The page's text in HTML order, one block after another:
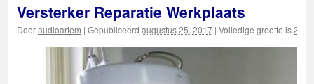
Versterker Reparatie Werkplaats
Dooraudioartem | Gepubliceerd augustus 25, 2017 | Volledige grootte is